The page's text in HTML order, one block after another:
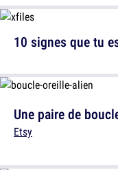
Une paire de
Etsy
10 signes que tu